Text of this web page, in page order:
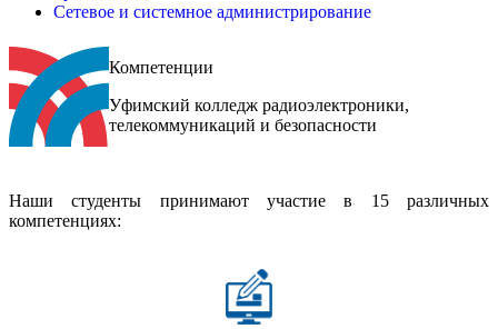
Сетевое и системное администрирование
Компетенции
Уфимский колледж радиоэлектроники,
телекоммуникаций и безопасности
Наши студенты принимают участие в 15 различных
компетенциях: